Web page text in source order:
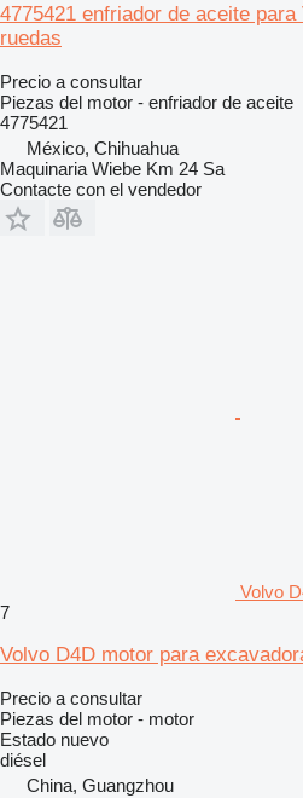
4775421 enfriador de aceite
ruedas
Precio a consultar
Piezas del motor - enfriador de aceite
4775421
México, Chihuahua
Maquinaria Wiebe Km 24 Sa
Contacte con el vendedor
Volvo
7
Volvo D4D motor para
Precio a consultar
Piezas del motor - motor
Estado nuevo
diésel
China, Guangzhou